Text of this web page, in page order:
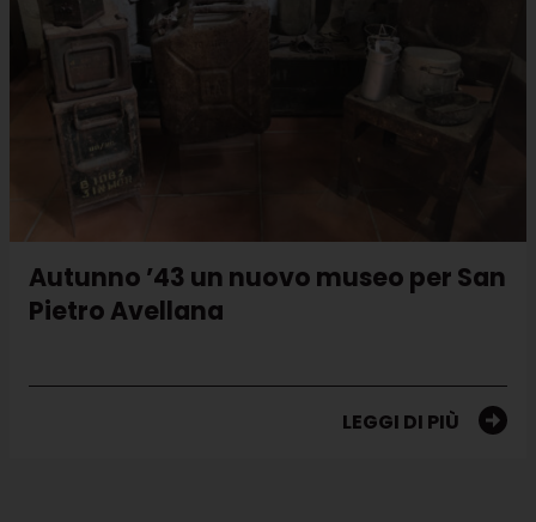
Autunno ’43 un nuovo museo per San
Pietro Avellana
LEGGI DI PIÙ